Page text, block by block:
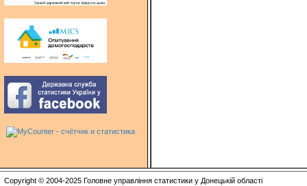
Copyright © 2004-2025 Головне управління статистики у Донецькій області